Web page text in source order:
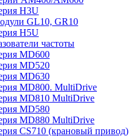
H3U
GL10, GR10
H5U
частоты
MD600
MD520
MD630
MD800. MultiDrive
MD810 MultiDrive
MD580
MD880 MultiDrive
CS710 (крановый привод)